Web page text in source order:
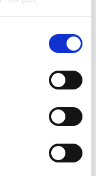
παρακάτω με την
σχετικά με